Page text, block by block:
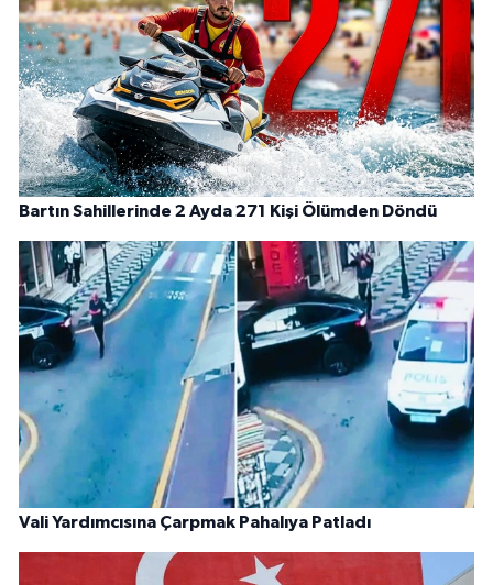
Bartın Sahillerinde 2 Ayda 271 Kişi Ölümden Döndü
Vali Yardımcısına Çarpmak Pahalıya Patladı